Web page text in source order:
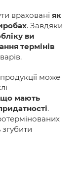
враховані як
. Завдяки
ви
термінів
може
що мають
.